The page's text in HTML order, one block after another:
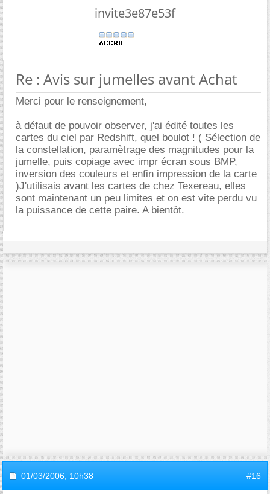
invite3e87e53f
Re : Avis sur jumelles avant Achat
Merci pour le renseignement,
à défaut de pouvoir observer, j'ai édité toutes les
cartes du ciel par Redshift, quel boulot ! ( Sélection de
la constellation, paramètrage des magnitudes pour la
jumelle, puis copiage avec impr écran sous BMP,
inversion des couleurs et enfin impression de la carte
)J'utilisais avant les cartes de chez Texereau, elles
sont maintenant un peu limites et on est vite perdu vu
la puissance de cette paire. A bientôt.
01/03/2006, 10h38 #16